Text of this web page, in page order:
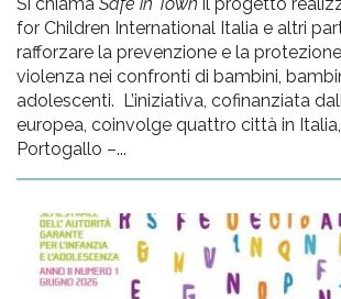
for Children International Italia e altri
rafforzare la prevenzione e la
violenza nei confronti di bambini,
adolescenti. L’iniziativa, cofinanziata
europea, coinvolge quattro città in
Portogallo –...